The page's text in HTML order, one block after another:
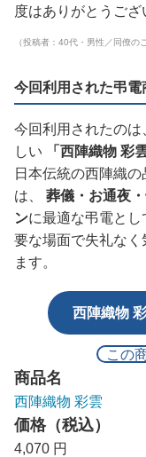
度はありがとうござ
（投稿者：40代・男性／同僚の
今回利用された弔電
今回利用されたの
しい
「西陣織物 彩雲
日本伝統の西陣織
は、 葬儀・お通夜
ンに最適な弔電と
要な場面で失礼な
ます。
西陣織物
この
商品名
西陣織物 彩雲
価格（税込）
4,070 円